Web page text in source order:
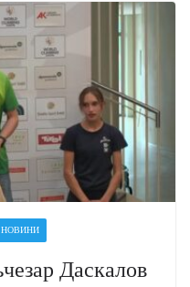
НОВИНИ
Даскалов